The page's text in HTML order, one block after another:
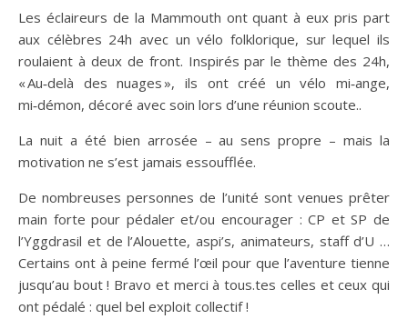
Les éclaireurs de la Mammouth ont quant à eux pris part
aux célèbres 24h avec un vélo folklorique, sur lequel ils
roulaient à deux de front. Inspirés par le thème des 24h,
« Au‑delà des nuages », ils ont créé un vélo mi‑ange,
mi‑démon, décoré avec soin lors d’une réunion scoute..
La nuit a été bien arrosée – au sens propre – mais la
motivation ne s’est jamais essoufflée.
De nombreuses personnes de l’unité sont venues prêter
main forte pour pédaler et/ou encourager : CP et SP de
l’Yggdrasil et de l’Alouette, aspi’s, animateurs, staff d’U …
Certains ont à peine fermé l’œil pour que l’aventure tienne
jusqu’au bout ! Bravo et merci à tous.tes celles et ceux qui
ont pédalé : quel bel exploit collectif !